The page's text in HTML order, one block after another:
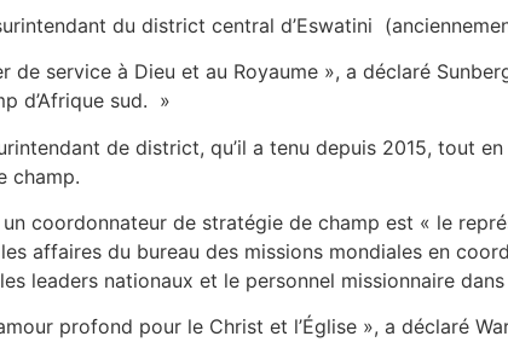
du district central d’Eswatini
de service à Dieu et au Royaume », a déclaré
d’Afrique sud. »
de district, qu’il a tenu depuis 2015, tout
champ.
un coordonnateur de stratégie de champ est « le
affaires du bureau des missions mondiales en
leaders nationaux et le personnel missionnaire
profond pour le Christ et l’Église », a déclaré